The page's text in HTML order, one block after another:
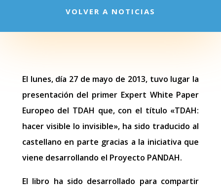
VOLVER A NOTICIAS
El lunes, día 27 de mayo de 2013, tuvo lugar la
presentación del primer Expert White Paper
Europeo del TDAH que, con el título «TDAH:
hacer visible lo invisible», ha sido traducido al
castellano en parte gracias a la iniciativa que
viene desarrollando el Proyecto PANDAH.
El libro ha sido desarrollado para compartir